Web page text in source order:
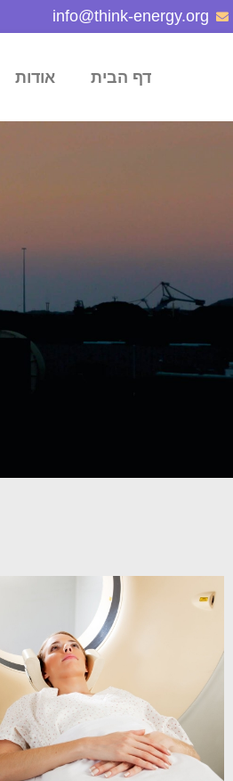
info@think-energy.org
דף הבית אודות